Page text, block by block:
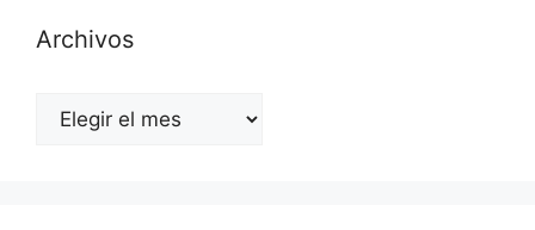
Archivos
Archivos